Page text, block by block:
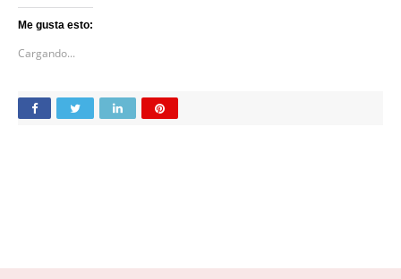
Me gusta esto:
Cargando...